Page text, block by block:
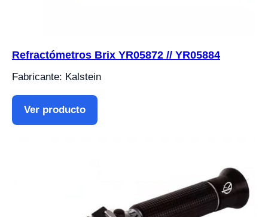
Refractómetros Brix YR05872 // YR05884
Fabricante: Kalstein
Ver producto